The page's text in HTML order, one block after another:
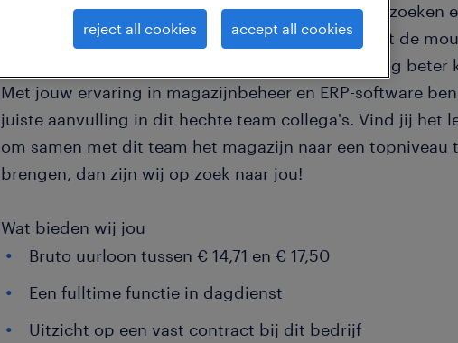
en wil je het verschil maken op de werkvloer? Wij zoeken
gedreven teamplayer die niet alleen de handen uit de
steekt, maar ook kritisch meekijkt naar hoe het nóg beter
Met jouw ervaring in magazijnbeheer en ERP-software
juiste aanvulling in dit hechte team collega's. Vind jij het
om samen met dit team het magazijn naar een topniveau
brengen, dan zijn wij op zoek naar jou!
Wat bieden wij jou
Bruto uurloon tussen € 14,71 en € 17,50
Een fulltime functie in dagdienst
Uitzicht op een vast contract bij dit bedrijf
reject all cookies accept all cookies